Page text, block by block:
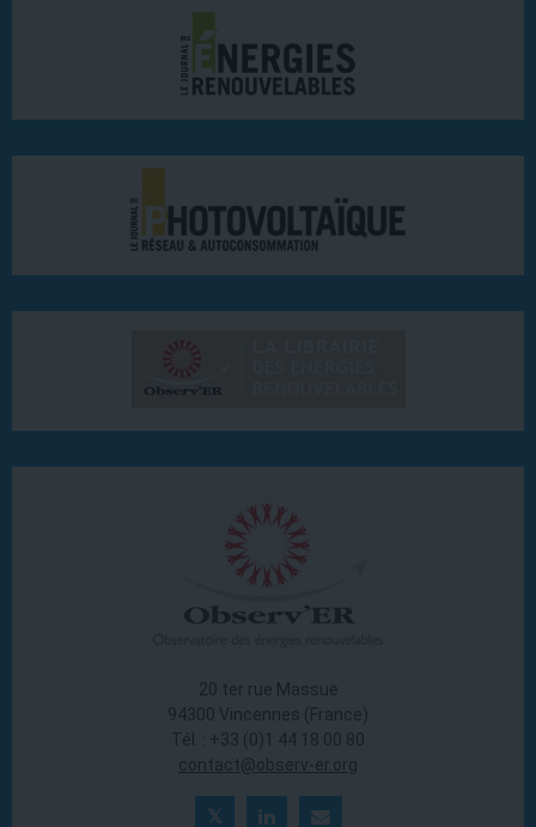
20 ter rue Massue
94300 Vincennes (France)
Tél. : +33 (0)1 44 18 00 80
contact@observ-er.org